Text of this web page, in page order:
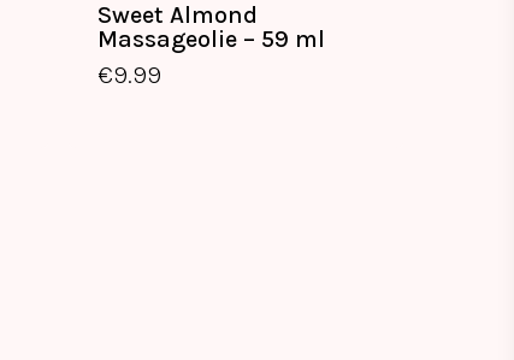
Sweet Almond
Massageolie – 59 ml
€9.99
€9.99